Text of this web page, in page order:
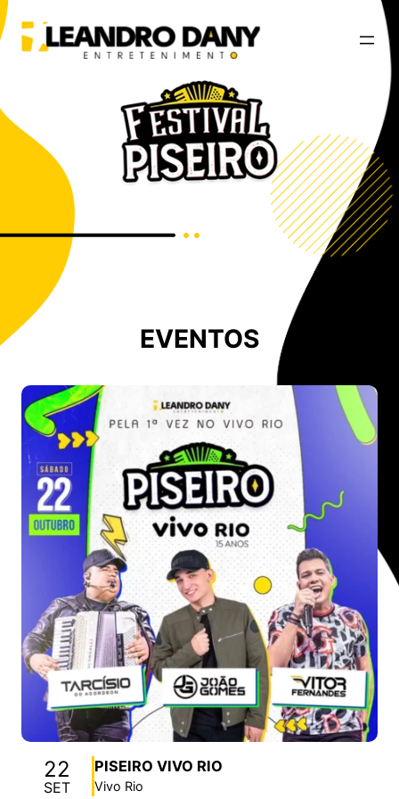
EVENTOS
22
SET
PISEIRO VIVO RIO
Vivo Rio